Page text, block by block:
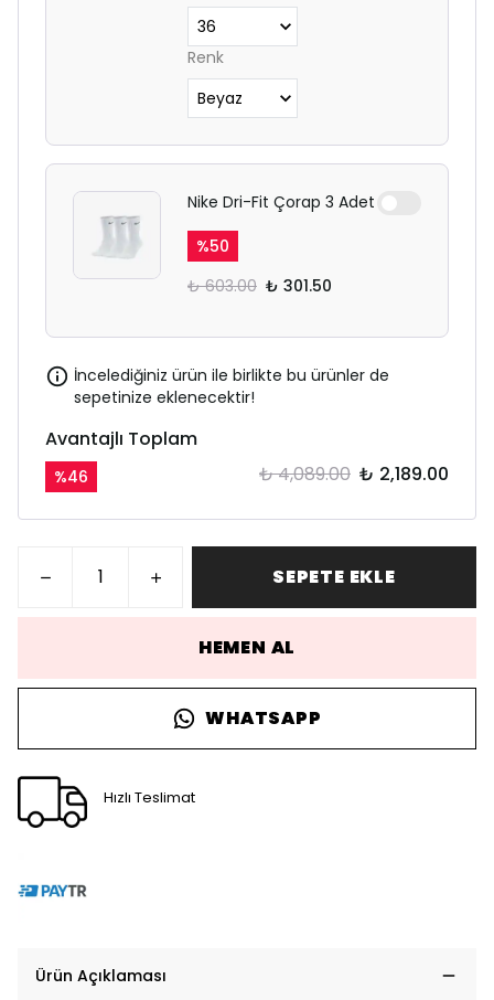
Renk
Nike Dri-Fit Çorap 3 Adet
%50
₺ 603.00 ₺ 301.50
İncelediğiniz ürün ile birlikte bu ürünler de
sepetinize eklenecektir!
Avantajlı Toplam
%46 ₺ 4,089.00 ₺ 2,189.00
SEPETE EKLE
HEMEN AL
WHATSAPP
Hızlı Teslimat
Ürün Açıklaması